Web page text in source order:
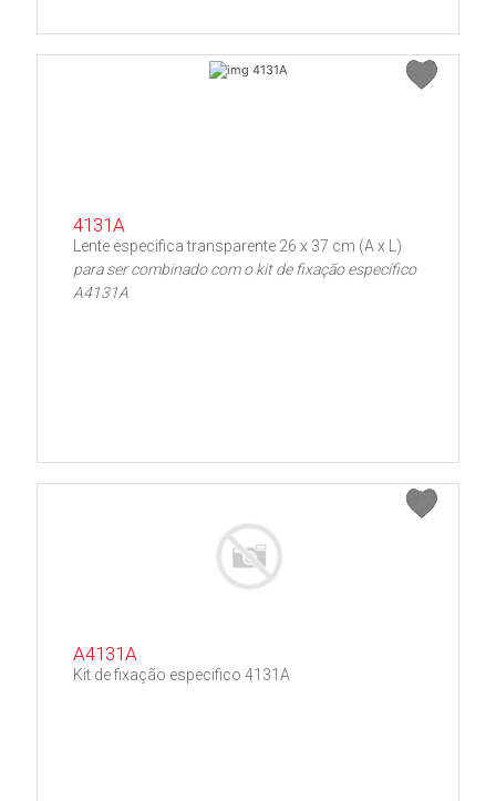
4131A
Lente especifica transparente 26 x 37 cm (A x L)
para ser combinado com o kit de fixação específico
A4131A
A4131A
Kit de fixação especifico 4131A